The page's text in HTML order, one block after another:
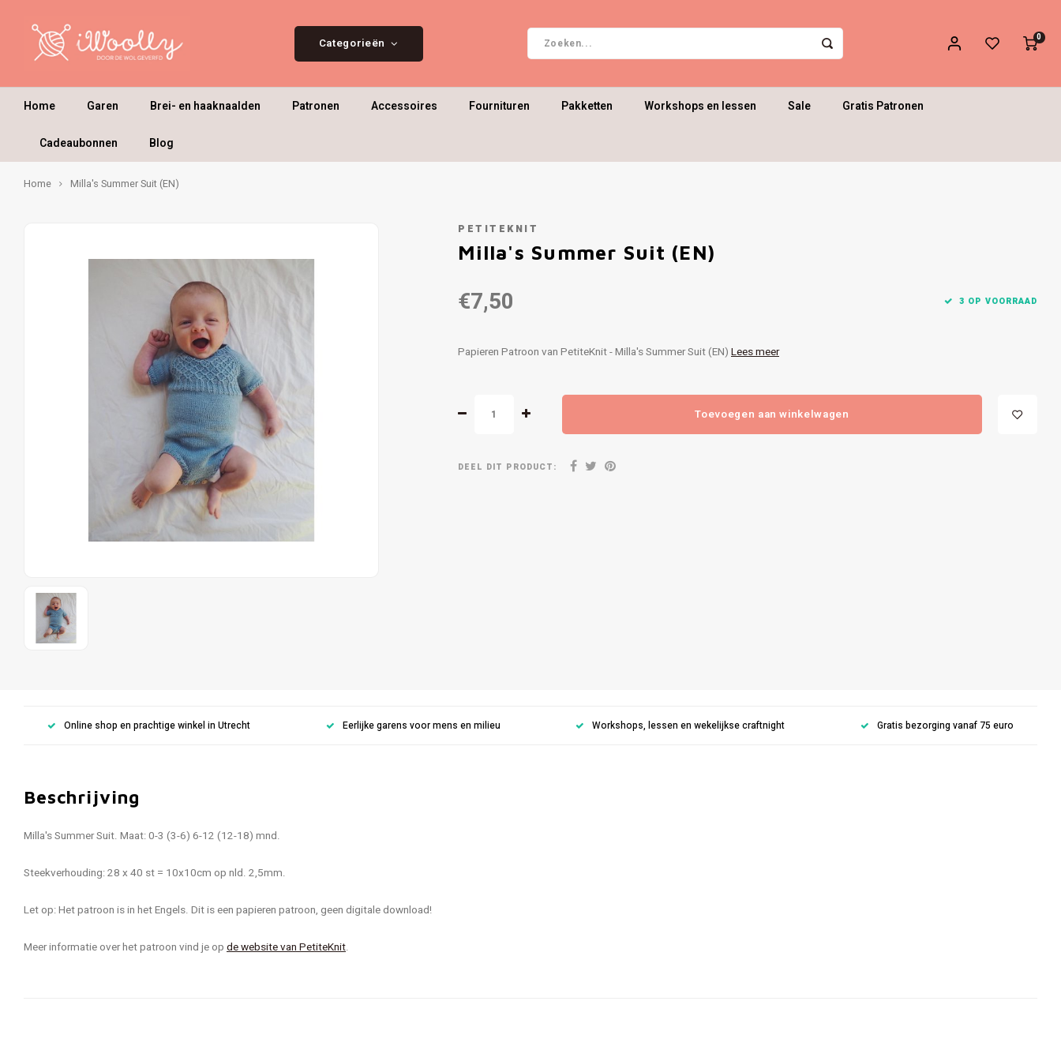
Categorieën 0
Home Garen Brei- en haaknaalden Patronen Accessoires Fournituren Pakketten Workshops en lessen Sale Gratis Patronen
Cadeaubonnen Blog
Home Milla's Summer Suit (EN)
PETITEKNIT
Milla's Summer Suit (EN)
€7,50 3 OP VOORRAAD
Papieren Patroon van PetiteKnit - Milla's Summer Suit (EN) Lees meer
Toevoegen aan winkelwagen
DEEL DIT PRODUCT:
Online shop en prachtige winkel in Utrecht Eerlijke garens voor mens en milieu Workshops, lessen en wekelijkse craftnight Gratis bezorging vanaf 75 euro
Beschrijving
Milla's Summer Suit. Maat: 0-3 (3-6) 6-12 (12-18) mnd.
Steekverhouding: 28 x 40 st = 10x10cm op nld. 2,5mm.
Let op: Het patroon is in het Engels. Dit is een papieren patroon, geen digitale download!
Meer informatie over het patroon vind je op de website van PetiteKnit.